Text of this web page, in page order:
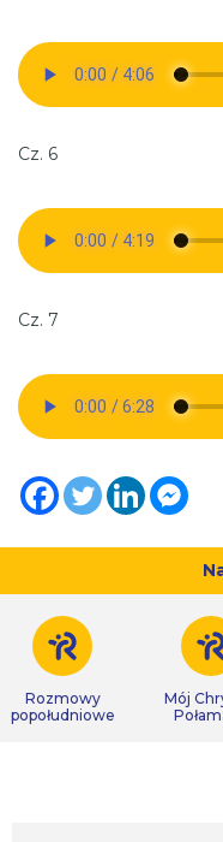
Cz. 6
Cz. 7
Rozmowy
popołudniowe
Mój